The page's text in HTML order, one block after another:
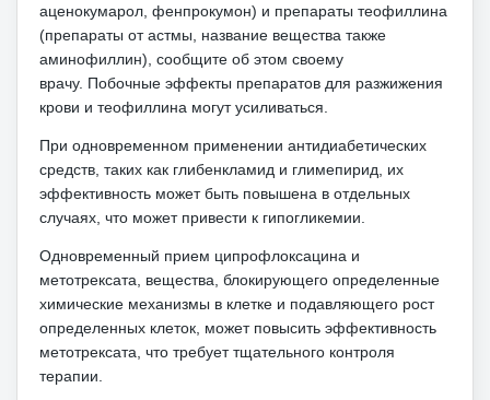
аценокумарол, фенпрокумон) и препараты теофиллина
(препараты от астмы, название вещества также
аминофиллин), сообщите об этом своему
врачу. Побочные эффекты препаратов для разжижения
крови и теофиллина могут усиливаться.
При одновременном применении антидиабетических
средств, таких как глибенкламид и глимепирид, их
эффективность может быть повышена в отдельных
случаях, что может привести к гипогликемии.
Одновременный прием ципрофлоксацина и
метотрексата, вещества, блокирующего определенные
химические механизмы в клетке и подавляющего рост
определенных клеток, может повысить эффективность
метотрексата, что требует тщательного контроля
терапии.